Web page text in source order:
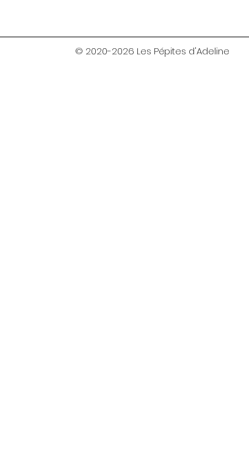
© 2020-2026 Les Pépites d'Adeline